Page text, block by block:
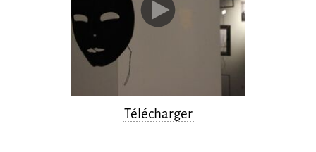
Télécharger